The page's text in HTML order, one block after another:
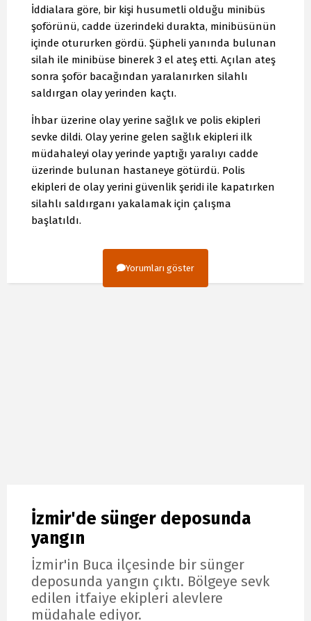
İddialara göre, bir kişi husumetli olduğu minibüs
şoförünü, cadde üzerindeki durakta, minibüsünün
içinde otururken gördü. Şüpheli yanında bulunan
silah ile minibüse binerek 3 el ateş etti. Açılan ateş
sonra şoför bacağından yaralanırken silahlı
saldırgan olay yerinden kaçtı.
İhbar üzerine olay yerine sağlık ve polis ekipleri
sevke dildi. Olay yerine gelen sağlık ekipleri ilk
müdahaleyi olay yerinde yaptığı yaralıyı cadde
üzerinde bulunan hastaneye götürdü. Polis
ekipleri de olay yerini güvenlik şeridi ile kapatırken
silahlı saldırganı yakalamak için çalışma
başlatıldı.
Yorumları göster
İzmir'de sünger deposunda
yangın
İzmir'in Buca ilçesinde bir sünger
deposunda yangın çıktı. Bölgeye sevk
edilen itfaiye ekipleri alevlere
müdahale ediyor.